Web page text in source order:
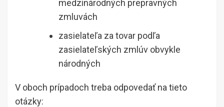
medzinárodných prepravných
zmluvách
zasielateľa za tovar podľa
zasielateľských zmlúv obvykle
národných
V oboch prípadoch treba odpovedať na tieto
otázky: